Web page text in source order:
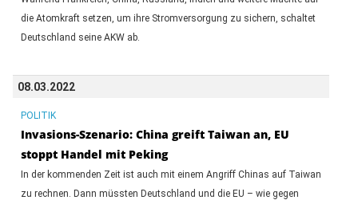
die Atomkraft setzen, um ihre Stromversorgung zu sichern, schaltet
Deutschland seine AKW ab.
08.03.2022
POLITIK
Invasions-Szenario: China greift Taiwan an, EU
stoppt Handel mit Peking
In der kommenden Zeit ist auch mit einem Angriff Chinas auf Taiwan
zu rechnen. Dann müssten Deutschland und die EU – wie gegen